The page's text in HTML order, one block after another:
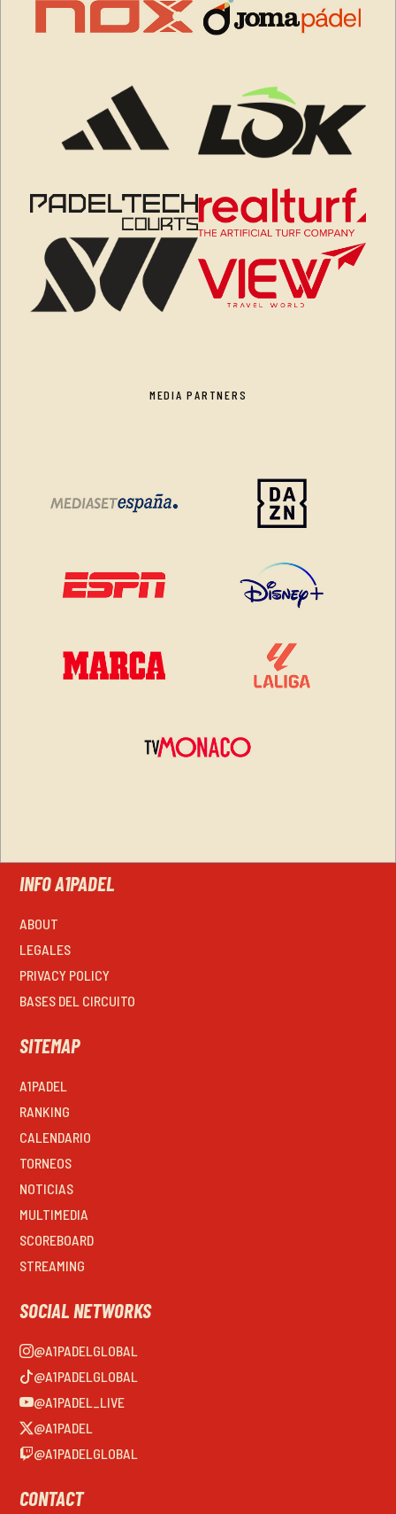
MEDIA PARTNERS
INFO A1PADEL
ABOUT
LEGALES
PRIVACY POLICY
BASES DEL CIRCUITO
SITEMAP
A1PADEL
RANKING
CALENDARIO
TORNEOS
NOTICIAS
MULTIMEDIA
SCOREBOARD
STREAMING
SOCIAL NETWORKS
@A1PADELGLOBAL
@A1PADELGLOBAL
@A1PADEL_LIVE
@A1PADEL
@A1PADELGLOBAL
CONTACT